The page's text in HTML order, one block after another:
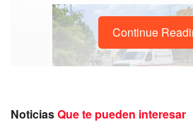
Continue
NoticiasQue te pueden interesar